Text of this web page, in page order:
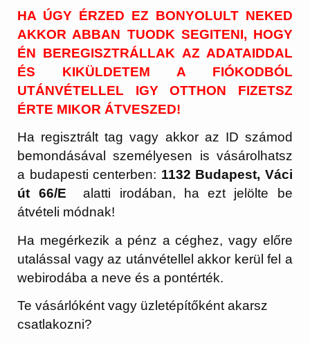
HA ÚGY ÉRZED EZ BONYOLULT NEKED
AKKOR ABBAN TUODK SEGITENI, HOGY
ÉN BEREGISZTRÁLLAK AZ ADATAIDDAL
ÉS KIKÜLDETEM A FIÓKODBÓL
UTÁNVÉTELLEL IGY OTTHON FIZETSZ
ÉRTE MIKOR ÁTVESZED!
Ha regisztrált tag vagy akkor az ID számod
bemondásával személyesen is vásárolhatsz
a budapesti centerben: 1132 Budapest, Váci
út 66/E alatti irodában, ha ezt jelölte be
átvételi módnak!
Ha megérkezik a pénz a céghez, vagy előre
utalással vagy az utánvétellel akkor kerül fel a
webirodába a neve és a pontérték.
Te vásárlóként vagy üzletépítőként akarsz
csatlakozni?